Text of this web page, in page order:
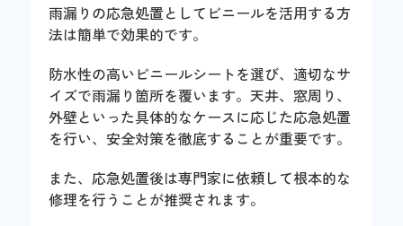
雨漏りの応急処置としてビニールを活用する方
法は簡単で効果的です。
防水性の高いビニールシートを選び、適切なサ
イズで雨漏り箇所を覆います。天井、窓周り、
外壁といった具体的なケースに応じた応急処置
を行い、安全対策を徹底することが重要です。
また、応急処置後は専門家に依頼して根本的な
修理を行うことが推奨されます。